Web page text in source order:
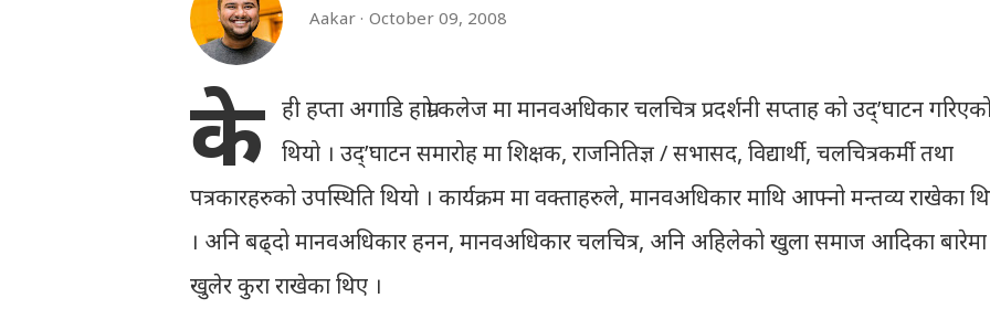
Aakar October 09, 2008
के ही हप्ता अगाडि हाम्रो कलेज मा मानवअधिकार चलचित्र प्रदर्शनी सप्ताह को उद्’घाटन
थियो । उद्’घाटन समारोह मा शिक्षक, राजनितिज्ञ / सभासद, विद्यार्थी, चलचित्रकर्मी तथा
पत्रकारहरुको उपस्थिति थियो । कार्यक्रम मा वक्ताहरुले, मानवअधिकार माथि आफ्नो मन्तव्य राखेका
। अनि बढ्दो मानवअधिकार हनन, मानवअधिकार चलचित्र, अनि अहिलेको खुला समाज आदिका बारेमा
खुलेर कुरा राखेका थिए ।